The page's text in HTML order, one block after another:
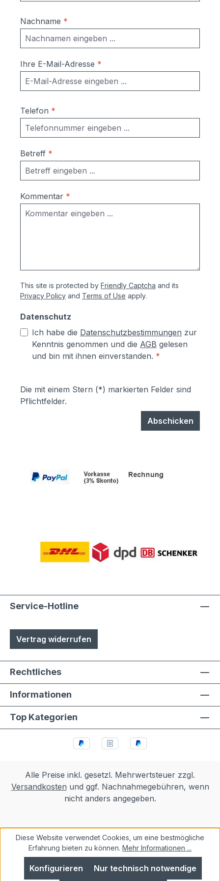
Verkleidung:Briefkasten einzeln: 370 x 330
mm (BH); EN13724 konform; geeignet für
DIN A4 Umschläge Maße mit
Verkleidung:Briefkasten einzeln: 370 x 330
x 100 mm (BHT)Einwurfschlitz: 325 x 32
mm (BH); EN13724 konform; geeignet für
DIN A4 Umschläge Sie brauchen mehr
Ihnen ein Angebot. Rufen Sie uns an oder
schicken Sie uns eine E-Mail. Wir melden
uns umgehend bei Ihnen.
Nachname *
Ihre E-Mail-Adresse *
Telefon *
Betreff *
Kommentar *
This site is protected by Friendly Captcha and its
Privacy Policy and Terms of Use apply.
Datenschutz
Ich habe die Datenschutzbestimmungen zur
Kenntnis genommen und die AGB gelesen
und bin mit ihnen einverstanden. *
Die mit einem Stern (*) markierten Felder sind
Pflichtfelder.
Abschicken
Service-Hotline
Vertrag widerrufen
Rechtliches
Informationen
Top Kategorien
Alle Preise inkl. gesetzl. Mehrwertsteuer zzgl.
Versandkosten und ggf. Nachnahmegebühren, wenn
nicht anders angegeben.
Diese Website verwendet Cookies, um eine bestmögliche
Erfahrung bieten zu können. Mehr Informationen ...
Nur technisch notwendige
Konfigurieren